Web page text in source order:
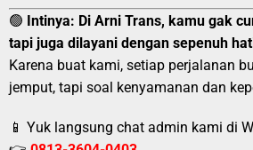
🟢 Intinya: Di Arni Trans, kamu gak
tapi juga dilayani dengan sepenuh
Karena buat kami, setiap perjalanan
jemput, tapi soal kenyamanan dan
📱 Yuk langsung chat admin kami di